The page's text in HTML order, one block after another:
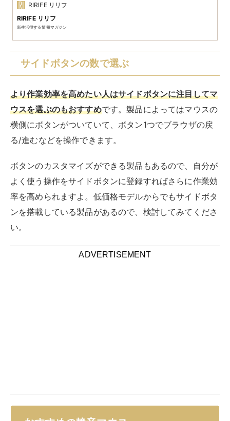
RIRIFE リリフ
RIRIFE リリフ
新生活得する情報マガジン
サイドボタンの数で選ぶ
より作業効率を高めたい人はサイドボタンに注目してマ
ウスを選ぶのもおすすめです。製品によってはマウスの
横側にボタンがついていて、ボタン1つでブラウザの戻
る/進むなどを操作できます。
ボタンのカスタマイズができる製品もあるので、自分が
よく使う操作をサイドボタンに登録すればさらに作業効
率を高められますよ。低価格モデルからでもサイドボタ
ンを搭載している製品があるので、検討してみてくださ
い。
ADVERTISEMENT